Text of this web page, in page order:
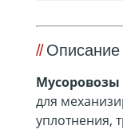
Мусоровозы
для
уплотнения,